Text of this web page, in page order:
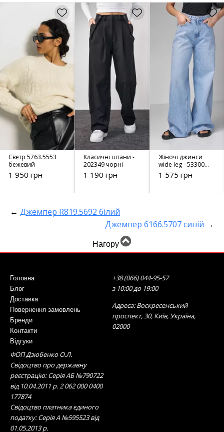
Светр 5763.5553
бежевий
1 950 грн
Класичні штани -
202349 чорні
1 190 грн
Жіночі джинси
wide leg - 53300
блакитний
1 575 грн
← Джемпер R819.5692 білий
Джемпер 6166.5707 синій →
Нагору
Головна
Блог
Доставка
Повернення замовлень
Бренди
Контакти
Відгуки
+38 (066) 044-95-57
з 10:00 до 19:00
Адреса: Воскресенський
проспект, 30, Київ, Україна,
02000
ФОП Дзюбенко О.Л.
Свідоцтво про державну
реєстрацію: Серія АБ №790722
від 10.04.2011 р. 2 062 000 0400
177874
Свідоцтво платника єдиного
податку: Серія А №595523 від
01.05.2013 р.